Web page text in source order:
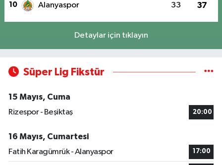
10 Alanyaspor 33 37
Detaylar için tıklayın
Süper Lig Fikstür
15 Mayıs, Cuma
Rizespor - Beşiktaş
20:00
16 Mayıs, Cumartesi
Fatih Karagümrük - Alanyaspor
17:00